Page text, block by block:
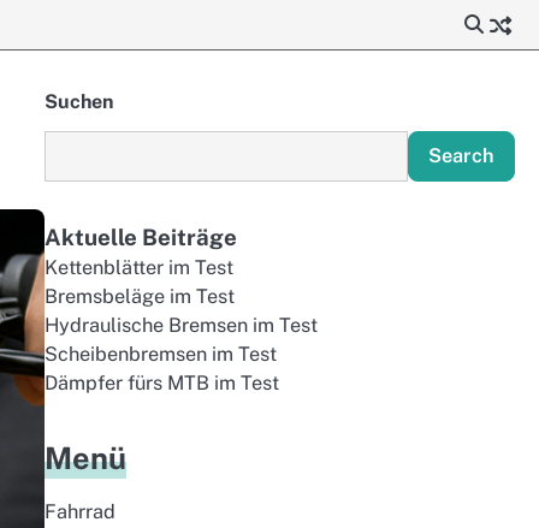
Suchen
Search
Aktuelle Beiträge
Kettenblätter im Test
Bremsbeläge im Test
Hydraulische Bremsen im Test
Scheibenbremsen im Test
Dämpfer fürs MTB im Test
Menü
Fahrrad